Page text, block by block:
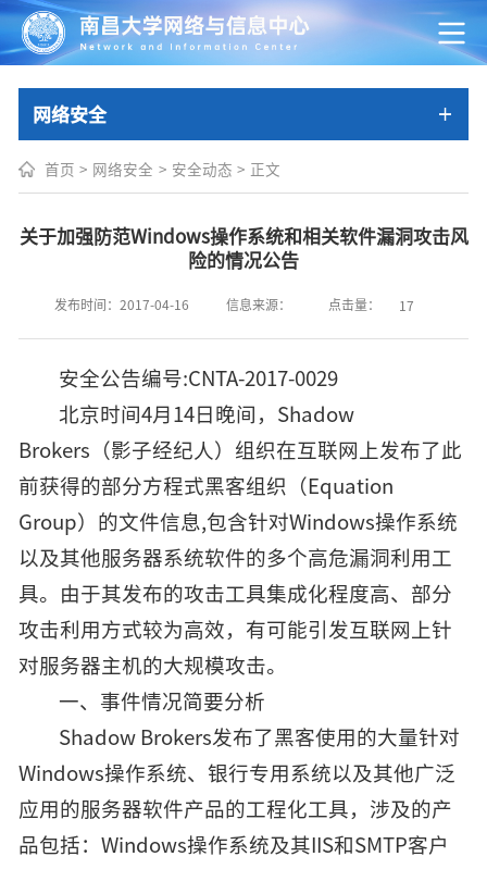
网络安全
首页 > 网络安全 > 安全动态 > 正文
关于加强防范Windows操作系统和相关软件漏洞攻击风
险的情况公告
发布时间：2017-04-16 信息来源： 点击量： 17
安全公告编号:CNTA-2017-0029
北京时间4月14日晚间，Shadow
Brokers（影子经纪人）组织在互联网上发布了此
前获得的部分方程式黑客组织（Equation
Group）的文件信息,包含针对Windows操作系统
以及其他服务器系统软件的多个高危漏洞利用工
具。由于其发布的攻击工具集成化程度高、部分
攻击利用方式较为高效，有可能引发互联网上针
对服务器主机的大规模攻击。
一、事件情况简要分析
Shadow Brokers发布了黑客使用的大量针对
Windows操作系统、银行专用系统以及其他广泛
应用的服务器软件产品的工程化工具，涉及的产
品包括：Windows操作系统及其IIS和SMTP客户